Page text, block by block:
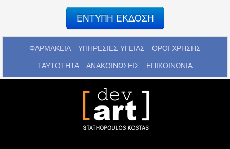
ΕΝΤΥΠΗ ΕΚΔΟΣΗ
ΦΑΡΜΑΚΕΙΑ ΥΠΗΡΕΣΙΕΣ ΥΓΕΙΑΣ ΟΡΟΙ ΧΡΗΣΗΣ
ΤΑΥΤΟΤΗΤΑ ΑΝΑΚΟΙΝΩΣΕΙΣ ΕΠΙΚΟΙΝΩΝΙΑ